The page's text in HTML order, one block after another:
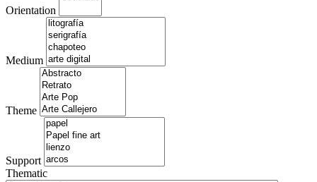
Orientation
Medium
Theme
Support
Thematic